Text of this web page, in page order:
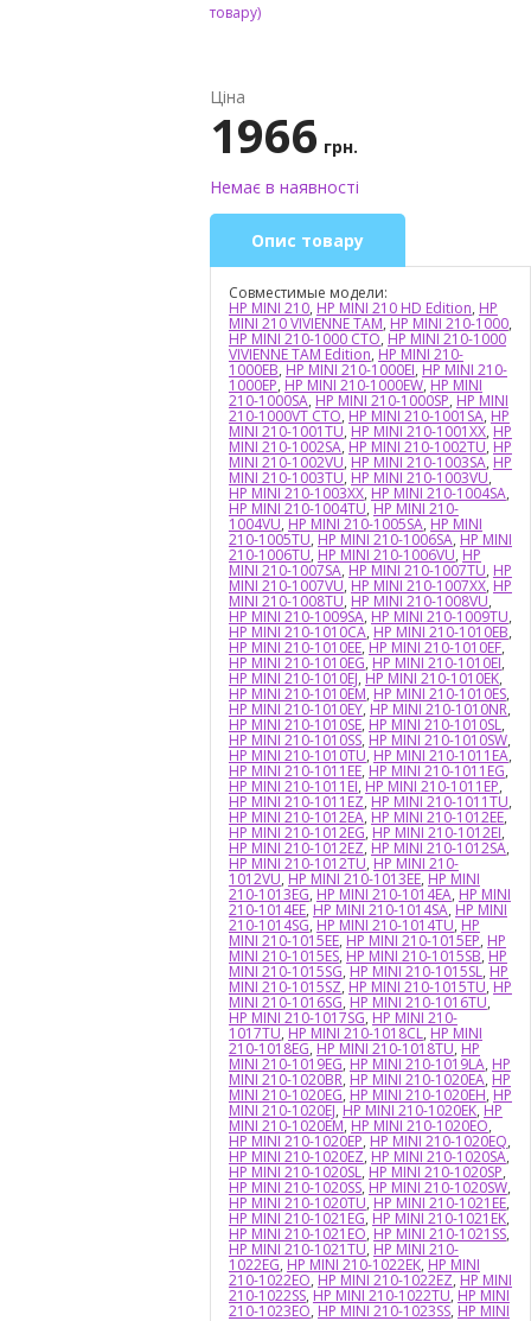
товару)
Ціна
1966 грн.
Немає в наявності
Опис товару
Совместимые модели:
HP MINI 210, HP MINI 210 HD Edition, HP
MINI 210 VIVIENNE TAM, HP MINI 210-1000,
HP MINI 210-1000 CTO, HP MINI 210-1000
VIVIENNE TAM Edition, HP MINI 210-
1000EB, HP MINI 210-1000EI, HP MINI 210-
1000EP, HP MINI 210-1000EW, HP MINI
210-1000SA, HP MINI 210-1000SP, HP MINI
210-1000VT CTO, HP MINI 210-1001SA, HP
MINI 210-1001TU, HP MINI 210-1001XX, HP
MINI 210-1002SA, HP MINI 210-1002TU, HP
MINI 210-1002VU, HP MINI 210-1003SA, HP
MINI 210-1003TU, HP MINI 210-1003VU,
HP MINI 210-1003XX, HP MINI 210-1004SA,
HP MINI 210-1004TU, HP MINI 210-
1004VU, HP MINI 210-1005SA, HP MINI
210-1005TU, HP MINI 210-1006SA, HP MINI
210-1006TU, HP MINI 210-1006VU, HP
MINI 210-1007SA, HP MINI 210-1007TU, HP
MINI 210-1007VU, HP MINI 210-1007XX, HP
MINI 210-1008TU, HP MINI 210-1008VU,
HP MINI 210-1009SA, HP MINI 210-1009TU,
HP MINI 210-1010CA, HP MINI 210-1010EB,
HP MINI 210-1010EE, HP MINI 210-1010EF,
HP MINI 210-1010EG, HP MINI 210-1010EI,
HP MINI 210-1010EJ, HP MINI 210-1010EK,
HP MINI 210-1010EM, HP MINI 210-1010ES,
HP MINI 210-1010EY, HP MINI 210-1010NR,
HP MINI 210-1010SE, HP MINI 210-1010SL,
HP MINI 210-1010SS, HP MINI 210-1010SW,
HP MINI 210-1010TU, HP MINI 210-1011EA,
HP MINI 210-1011EE, HP MINI 210-1011EG,
HP MINI 210-1011EI, HP MINI 210-1011EP,
HP MINI 210-1011EZ, HP MINI 210-1011TU,
HP MINI 210-1012EA, HP MINI 210-1012EE,
HP MINI 210-1012EG, HP MINI 210-1012EI,
HP MINI 210-1012EZ, HP MINI 210-1012SA,
HP MINI 210-1012TU, HP MINI 210-
1012VU, HP MINI 210-1013EE, HP MINI
210-1013EG, HP MINI 210-1014EA, HP MINI
210-1014EE, HP MINI 210-1014SA, HP MINI
210-1014SG, HP MINI 210-1014TU, HP
MINI 210-1015EE, HP MINI 210-1015EP, HP
MINI 210-1015ES, HP MINI 210-1015SB, HP
MINI 210-1015SG, HP MINI 210-1015SL, HP
MINI 210-1015SZ, HP MINI 210-1015TU, HP
MINI 210-1016SG, HP MINI 210-1016TU,
HP MINI 210-1017SG, HP MINI 210-
1017TU, HP MINI 210-1018CL, HP MINI
210-1018EG, HP MINI 210-1018TU, HP
MINI 210-1019EG, HP MINI 210-1019LA, HP
MINI 210-1020BR, HP MINI 210-1020EA, HP
MINI 210-1020EG, HP MINI 210-1020EH, HP
MINI 210-1020EJ, HP MINI 210-1020EK, HP
MINI 210-1020EM, HP MINI 210-1020EO,
HP MINI 210-1020EP, HP MINI 210-1020EQ,
HP MINI 210-1020EZ, HP MINI 210-1020SA,
HP MINI 210-1020SL, HP MINI 210-1020SP,
HP MINI 210-1020SS, HP MINI 210-1020SW,
HP MINI 210-1020TU, HP MINI 210-1021EE,
HP MINI 210-1021EG, HP MINI 210-1021EK,
HP MINI 210-1021EO, HP MINI 210-1021SS,
HP MINI 210-1021TU, HP MINI 210-
1022EG, HP MINI 210-1022EK, HP MINI
210-1022EO, HP MINI 210-1022EZ, HP MINI
210-1022SS, HP MINI 210-1022TU, HP MINI
210-1023EO, HP MINI 210-1023SS, HP MINI